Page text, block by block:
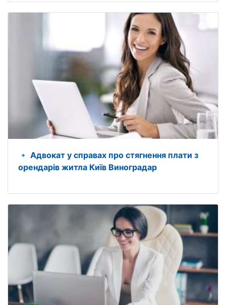
🔹 Адвокат у справах про стягнення плати з
орендарів житла Київ Виноградар